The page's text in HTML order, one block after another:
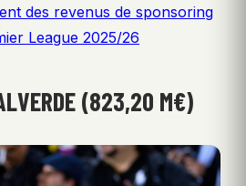
des revenus de sponsoring
League 2025/26
(823,20 M€)